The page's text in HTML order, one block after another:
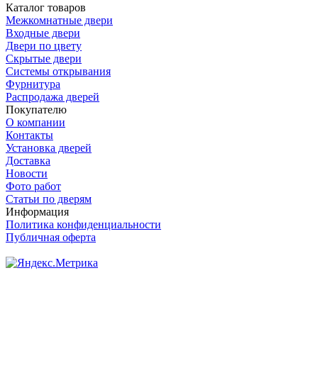
Каталог товаров
Межкомнатные двери
Входные двери
Двери по цвету
Скрытые двери
Системы открывания
Фурнитура
Распродажа дверей
Покупателю
О компании
Контакты
Установка дверей
Доставка
Новости
Фото работ
Статьи по дверям
Информация
Политика конфиденциальности
Публичная оферта